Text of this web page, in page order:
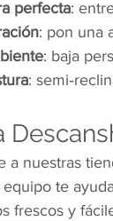
perfecta:
: pon una
: baja
:
a nuestras
te
frescos y